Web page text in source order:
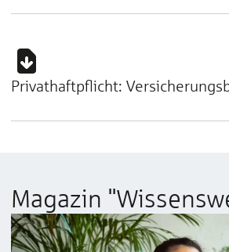
Privathaftpflicht:
Magazin